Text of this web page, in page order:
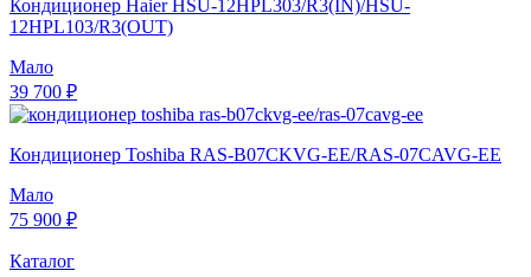
Кондиционер Haier HSU-12HPL303/R3(IN)/HSU-
12HPL103/R3(OUT)
Мало
39 700 ₽
Кондиционер Toshiba RAS-B07CKVG-EE/RAS-07CAVG-EE
Мало
75 900 ₽
Каталог